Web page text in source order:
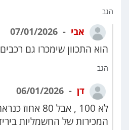
הגב
אבי
הוא התכוון שימכרו גם
הגב
דן
לא 100 , אבל 80
המכירות של החשמליות